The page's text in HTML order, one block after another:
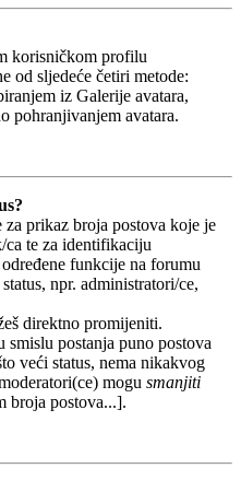
korisničkom profilu
od sljedeće četiri metode:
iz Galerije avatara,
pohranjivanjem avatara.
za prikaz broja postova koje je
ca te za identifikaciju
funkcije na forumu
npr. administratori/ce,
direktno promijeniti.
postanja puno postova
veći status, nema nikakvog
mogu smanjiti
broja postova...].